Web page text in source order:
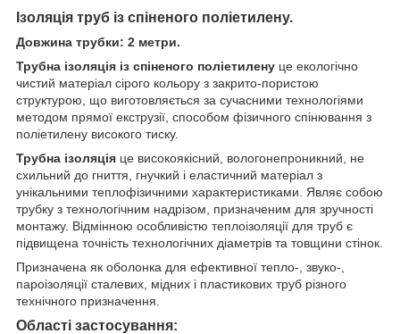
Ізоляція труб із спіненого поліетилену.
Довжина трубки: 2 метри.
Трубна ізоляція із спіненого поліетилену це екологічно
чистий матеріал сірого кольору з закрито-пористою
структурою, що виготовляється за сучасними технологіями
методом прямої екструзії, способом фізичного спінювання з
поліетилену високого тиску.
Трубна ізоляція це високоякісний, вологонепроникний, не
схильний до гниття, гнучкий і еластичний матеріал з
унікальними теплофізичними характеристиками. Являє собою
трубку з технологічним надрізом, призначеним для зручності
монтажу. Відмінною особливістю теплоізоляції для труб є
підвищена точність технологічних діаметрів та товщини стінок.
Призначена як оболонка для ефективної тепло-, звуко-,
пароізоляції сталевих, мідних і пластикових труб різного
технічного призначення.
Області застосування: